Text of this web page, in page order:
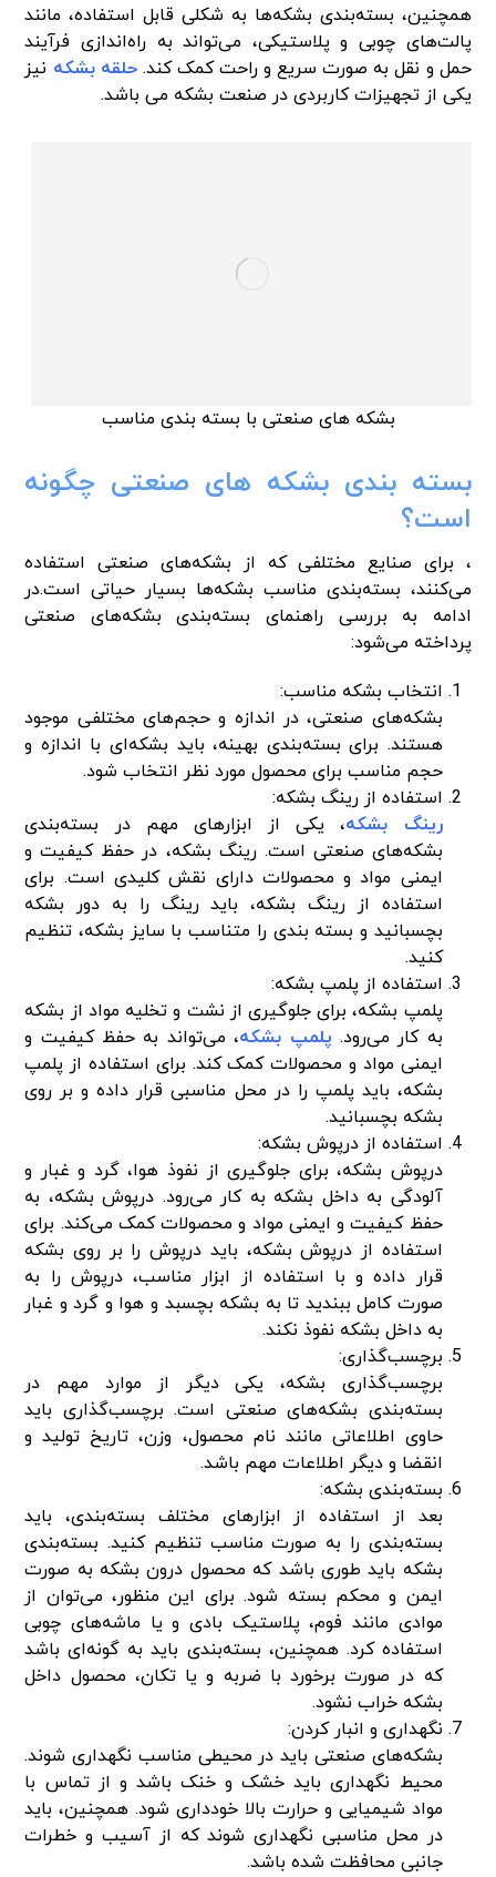
همچنین، بسته‌بندی بشکه‌ها به شکلی قابل استفاده، مانند
پالت‌های چوبی و پلاستیکی، می‌تواند به راه‌اندازی فرآیند
حمل و نقل به صورت سریع و راحت کمک کند.حلقه بشکه نیز
یکی از تجهیزات کاربردی در صنعت بشکه می باشد.
بشکه های صنعتی با بسته بندی مناسب
بسته بندی بشکه های صنعتی چگونه
است؟
، برای صنایع مختلفی که از بشکه‌های صنعتی استفاده
می‌کنند، بسته‌بندی مناسب بشکه‌ها بسیار حیاتی است.در
ادامه به بررسی راهنمای بسته‌بندی بشکه‌های صنعتی
پرداخته می‌شود:
انتخاب بشکه مناسب:
بشکه‌های صنعتی، در اندازه و حجم‌های مختلفی موجود
هستند. برای بسته‌بندی بهینه، باید بشکه‌ای با اندازه و
حجم مناسب برای محصول مورد نظر انتخاب شود.
استفاده از رینگ بشکه:
رینگ بشکه، یکی از ابزارهای مهم در بسته‌بندی
بشکه‌های صنعتی است. رینگ بشکه، در حفظ کیفیت و
ایمنی مواد و محصولات دارای نقش کلیدی است. برای
استفاده از رینگ بشکه، باید رینگ را به دور بشکه
بچسبانید و بسته بندی را متناسب با سایز بشکه، تنظیم
کنید.
استفاده از پلمپ بشکه:
پلمپ بشکه، برای جلوگیری از نشت و تخلیه مواد از بشکه
به کار می‌رود. پلمپ بشکه، می‌تواند به حفظ کیفیت و
ایمنی مواد و محصولات کمک کند. برای استفاده از پلمپ
بشکه، باید پلمپ را در محل مناسبی قرار داده و بر روی
بشکه بچسبانید.
استفاده از درپوش بشکه:
درپوش بشکه، برای جلوگیری از نفوذ هوا، گرد و غبار و
آلودگی به داخل بشکه به کار می‌رود. درپوش بشکه، به
حفظ کیفیت و ایمنی مواد و محصولات کمک می‌کند. برای
استفاده از درپوش بشکه، باید درپوش را بر روی بشکه
قرار داده و با استفاده از ابزار مناسب، درپوش را به
صورت کامل ببندید تا به بشکه بچسبد و هوا و گرد و غبار
به داخل بشکه نفوذ نکند.
برچسب‌گذاری:
برچسب‌گذاری بشکه، یکی دیگر از موارد مهم در
بسته‌بندی بشکه‌های صنعتی است. برچسب‌گذاری باید
حاوی اطلاعاتی مانند نام محصول، وزن، تاریخ تولید و
انقضا و دیگر اطلاعات مهم باشد.
بسته‌بندی بشکه:
بعد از استفاده از ابزارهای مختلف بسته‌بندی، باید
بسته‌بندی را به صورت مناسب تنظیم کنید. بسته‌بندی
بشکه باید طوری باشد که محصول درون بشکه به صورت
ایمن و محکم بسته شود. برای این منظور، می‌توان از
موادی مانند فوم، پلاستیک بادی و یا ماشه‌های چوبی
استفاده کرد. همچنین، بسته‌بندی باید به گونه‌ای باشد
که در صورت برخورد با ضربه و یا تکان، محصول داخل
بشکه خراب نشود.
نگهداری و انبار کردن:
بشکه‌های صنعتی باید در محیطی مناسب نگهداری شوند.
محیط نگهداری باید خشک و خنک باشد و از تماس با
مواد شیمیایی و حرارت بالا خودداری شود. همچنین، باید
در محل مناسبی نگهداری شوند که از آسیب و خطرات
جانبی محافظت شده باشد.